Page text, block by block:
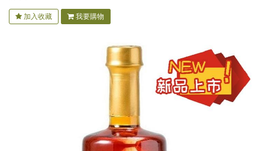
加入收藏 我要購物